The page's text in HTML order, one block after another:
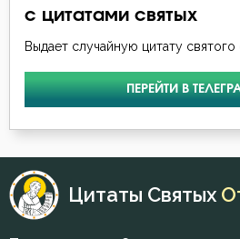
Заповеди
Здоровье
Зло
Знание
с цитатами святых
Выдает случайную цитату
ПЕРЕЙТИ В
Цитаты Святых